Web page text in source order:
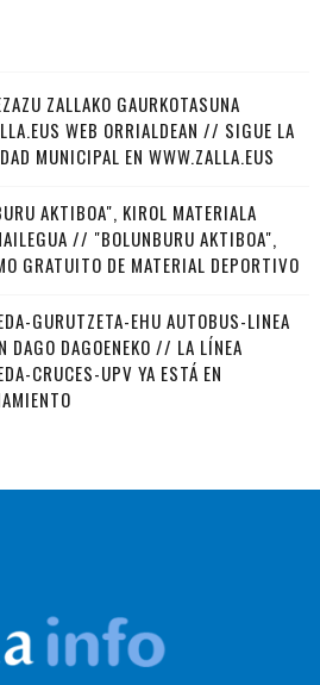
ZALLAKO GAURKOTASUNA
WEB ORRIALDEAN // SIGUE LA
MUNICIPAL EN WWW.ZALLA.EUS
AKTIBOA", KIROL MATERIALA
// "BOLUNBURU AKTIBOA",
GRATUITO DE MATERIAL DEPORTIVO
GURUTZETA-EHU AUTOBUS-LINEA
DAGO DAGOENEKO // LA LÍNEA
CRUCES-UPV YA ESTÁ EN